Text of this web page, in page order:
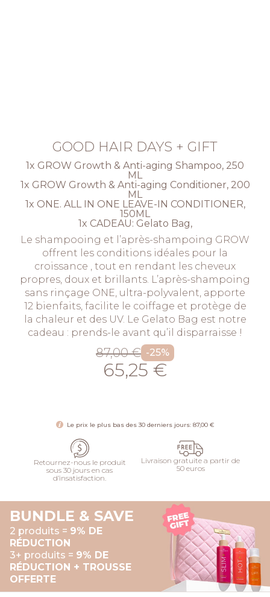
GOOD HAIR DAYS + GIFT
1x GROW Growth & Anti-aging Shampoo, 250
ML
1x GROW Growth & Anti-aging Conditioner, 200
ML
1x ONE. ALL IN ONE LEAVE-IN CONDITIONER,
150ML
1x CADEAU: Gelato Bag,
Le shampooing et l’après-shampoing GROW
offrent les conditions idéales pour la
croissance , tout en rendant les cheveux
propres, doux et brillants. L’après-shampoing
sans rinçage ONE, ultra-polyvalent, apporte
12 bienfaits, facilite le coiffage et protège de
la chaleur et des UV. Le Gelato Bag est notre
cadeau : prends-le avant qu’il disparraisse !
87,00 € -25%
65,25 €
Le prix le plus bas des 30 derniers jours: 87,00 €
Retournez-nous le produit
sous 30 jours en cas
d’insatisfaction.
Livraison gratuite a partir de
50 euros
BUNDLE & SAVE
2 produits = 9% DE
RÉDUCTION
3+ produits = 9% DE
RÉDUCTION + TROUSSE
OFFERTE